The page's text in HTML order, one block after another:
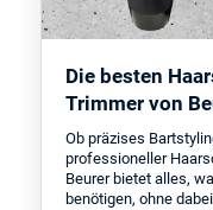
Die besten
Trimmer von
Ob präzises
professioneller
Beurer bietet alles,
benötigen, ohne